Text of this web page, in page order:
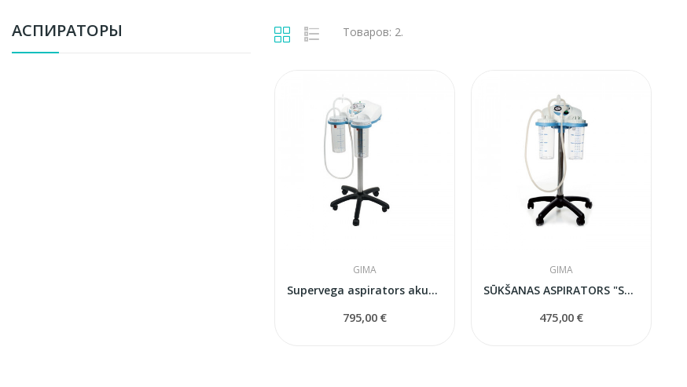
АСПИРАТОРЫ Товаров: 2.
GIMA
Supervega aspirators akumulatora
795,00 €
GIMA
SŪKŠANAS ASPIRATORS "SUPER VEGA UZ RATIŅIEM"
475,00 €